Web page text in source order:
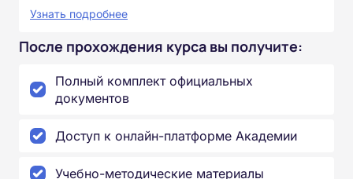
Узнать подробнее
После прохождения курса вы получите:
Полный комплект официальных
документов
Доступ к онлайн-платформе Академии
Учебно-методические материалы